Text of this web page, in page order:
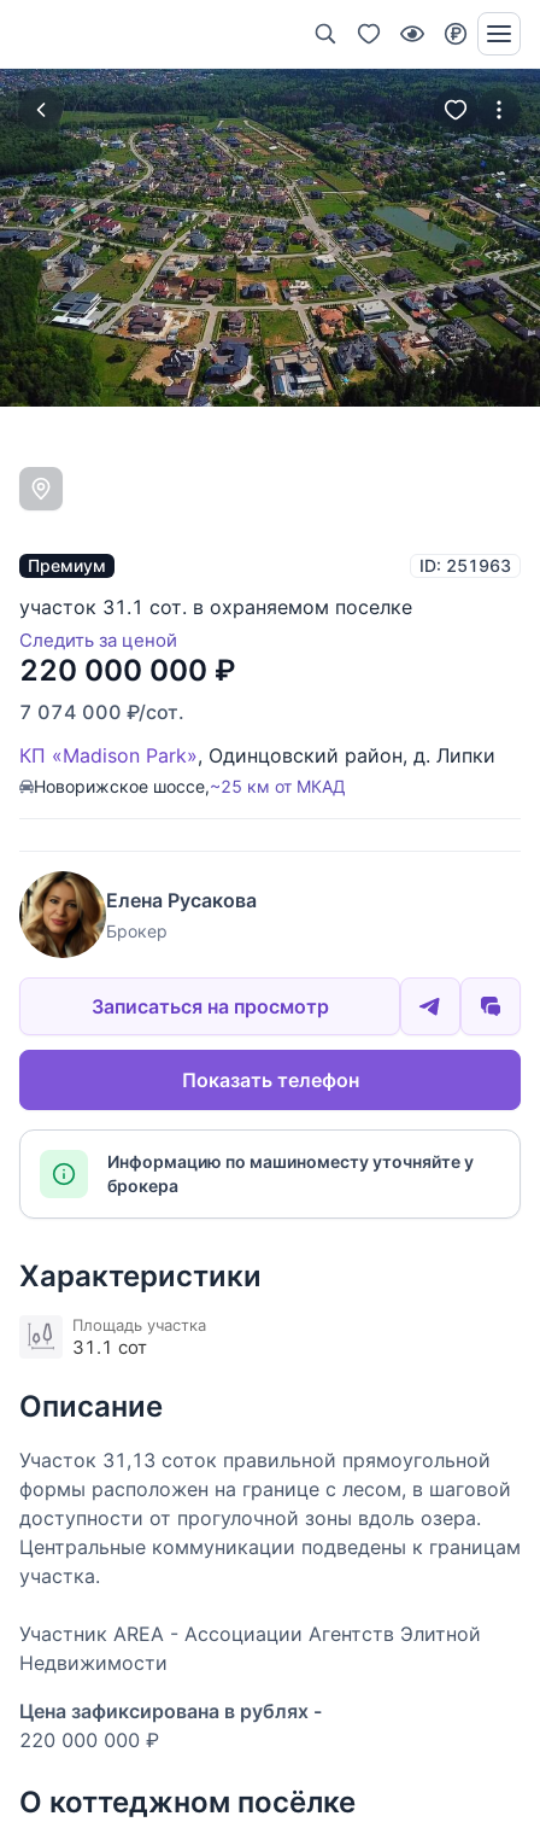
Премиум ID: 251963
участок 31.1 сот. в охраняемом поселке
Следить за ценой
220 000 000 ₽
7 074 000 ₽/сот.
КП «Madison Park», Одинцовский район, д. Липки
Новорижское шоссе,~25 км от МКАД
Елена Русакова
Брокер
Записаться на просмотр
Показать телефон
Информацию по машиноместу уточняйте у
брокера
Характеристики
Площадь участка
31.1 сот
Описание
Участок 31,13 соток правильной прямоугольной
формы расположен на границе с лесом, в шаговой
доступности от прогулочной зоны вдоль озера.
Центральные коммуникации подведены к границам
участка.
Участник AREA - Ассоциации Агентств Элитной
Недвижимости
Цена зафиксирована в рублях -
220 000 000 ₽
О коттеджном посёлке